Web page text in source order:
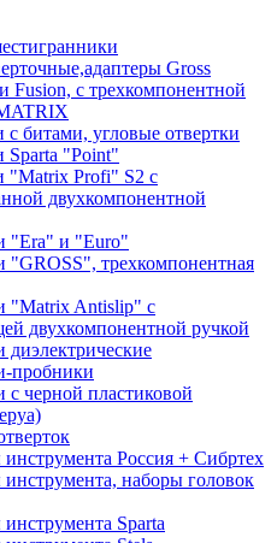
Gross
Fusion, c трехкомпонентной
с битами, угловые отвертки
Sparta "Point"
"Matrix Profi" S2 с
двухкомпонентной
"Era" и "Euro"
"GROSS", трехкомпонентная
"Matrix Antislip" с
двухкомпонентной ручкой
диэлектрические
пробники
с черной пластиковой
Россия + Сибртех
наборы головок
Sparta